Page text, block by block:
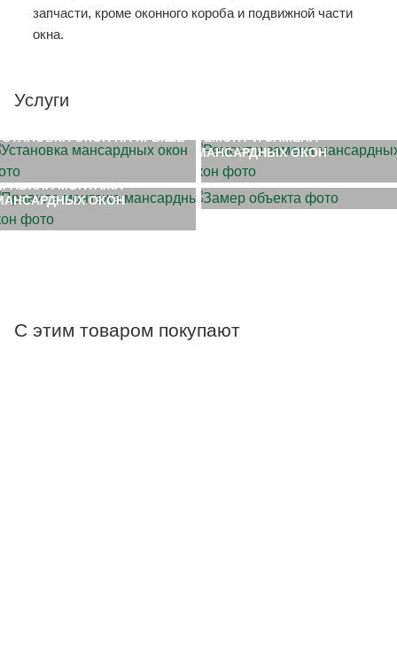
запчасти, кроме оконного короба и подвижной части
окна.
Услуги
ОКОН НА КРЫШЕ
РЕМОНТ И ЗАМЕНА
МАНСАРДНЫХ ОКОН
МОНТАЖА
ОКОН
ЗАМЕР ОБЪЕКТА
С этим товаром покупают